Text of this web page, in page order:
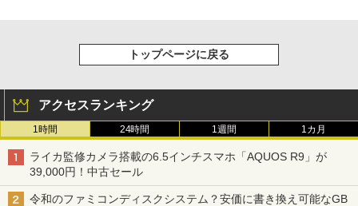
トップページに戻る
アクセスランキング
1時間 24時間 1週間 1カ月
ライカ監修カメラ搭載の6.5インチスマホ「AQUOS R9」が
39,000円！中古セール
令和のファミコンディスクシステム？安価に書き換え可能なGB